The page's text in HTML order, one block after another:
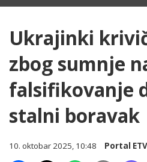
Ukrajinki
zbog sumnje
falsifikovanje
stalni boravak
10. oktobar 2025, 10:48 Portal ETV